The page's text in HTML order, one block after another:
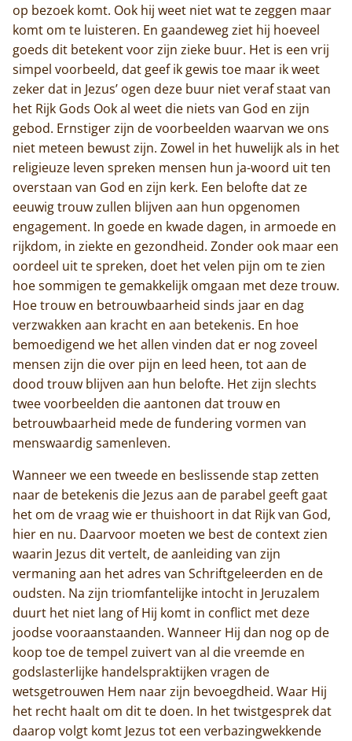
Home
Trappisten
De abdij
op bezoek komt. Ook hij weet niet wat te zeggen maar
komt om te luisteren. En gaandeweg ziet hij hoeveel
goeds dit betekent voor zijn zieke buur. Het is een vrij
simpel voorbeeld, dat geef ik gewis toe maar ik weet
zeker dat in Jezus’ ogen deze buur niet veraf staat van
het Rijk Gods Ook al weet die niets van God en zijn
gebod. Ernstiger zijn de voorbeelden waarvan we ons
niet meteen bewust zijn. Zowel in het huwelijk als in het
religieuze leven spreken mensen hun ja-woord uit ten
overstaan van God en zijn kerk. Een belofte dat ze
eeuwig trouw zullen blijven aan hun opgenomen
engagement. In goede en kwade dagen, in armoede en
rijkdom, in ziekte en gezondheid. Zonder ook maar een
oordeel uit te spreken, doet het velen pijn om te zien
hoe sommigen te gemakkelijk omgaan met deze trouw.
Hoe trouw en betrouwbaarheid sinds jaar en dag
verzwakken aan kracht en aan betekenis. En hoe
bemoedigend we het allen vinden dat er nog zoveel
mensen zijn die over pijn en leed heen, tot aan de
dood trouw blijven aan hun belofte. Het zijn slechts
twee voorbeelden die aantonen dat trouw en
betrouwbaarheid mede de fundering vormen van
menswaardig samenleven.
Wanneer we een tweede en beslissende stap zetten
naar de betekenis die Jezus aan de parabel geeft gaat
het om de vraag wie er thuishoort in dat Rijk van God,
hier en nu. Daarvoor moeten we best de context zien
waarin Jezus dit vertelt, de aanleiding van zijn
vermaning aan het adres van Schriftgeleerden en de
oudsten. Na zijn triomfantelijke intocht in Jeruzalem
duurt het niet lang of Hij komt in conflict met deze
joodse vooraanstaanden. Wanneer Hij dan nog op de
koop toe de tempel zuivert van al die vreemde en
godslasterlijke handelspraktijken vragen de
wetsgetrouwen Hem naar zijn bevoegdheid. Waar Hij
het recht haalt om dit te doen. In het twistgesprek dat
daarop volgt komt Jezus tot een verbazingwekkende